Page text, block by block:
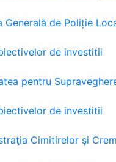
Generală de Poliție
de investitii
pentru
de investitii
Cimitirelor şi